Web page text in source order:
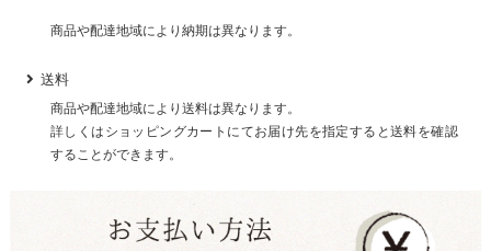
商品や配達地域により納期は異なります。
送料
商品や配達地域により送料は異なります。
詳しくはショッピングカートにてお届け先を指定すると送料を確認
することができます。